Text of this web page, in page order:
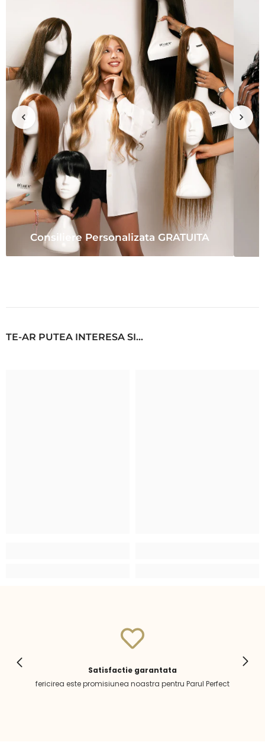
Consiliere Personalizata GRATUITA
TE-AR PUTEA INTERESA SI...
Satisfactie garantata
fericirea este promisiunea noastra pentru Parul Perfect